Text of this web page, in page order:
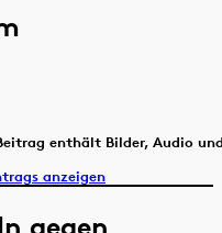
enthält Bilder, Audio
anzeigen
gegen